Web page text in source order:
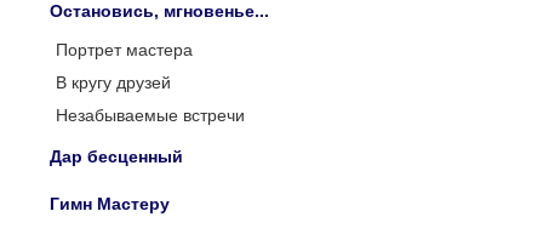
Остановись, мгновенье...
Портрет мастера
В кругу друзей
Незабываемые встречи
Дар бесценный
Гимн Мастеру